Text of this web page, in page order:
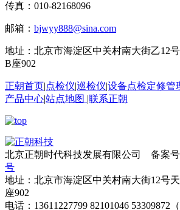
传真：010-82168096
邮箱： bjwyy888@sina.com
地址：北京市海淀区中关村南大街乙12
B座902
正朝首页|点检仪|巡检仪|设备点检定修管
产品中心|站点地图 |联系正朝
北京正朝时代科技发展有限公司 备案号
号
地址：北京市海淀区中关村南大街12号
座902
电话：13611227799 82101046 53309872